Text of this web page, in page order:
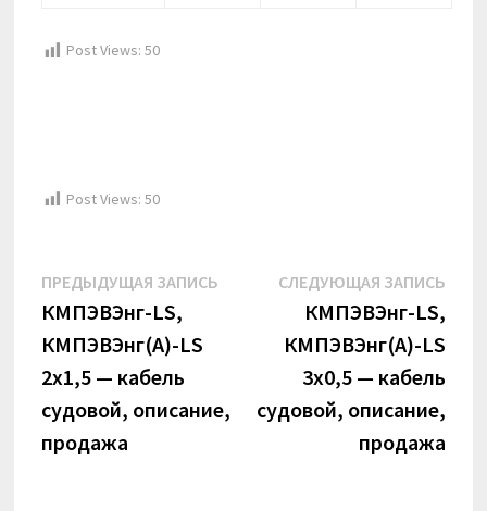
Post Views: 50
Post Views: 50
Навигация
по
записям
ПРЕДЫДУЩАЯ ЗАПИСЬ Предыдущая
КМПЭВЭнг-LS,
КМПЭВЭнг(А)-LS
2х1,5 — кабель
судовой, описание,
продажа
СЛЕДУЮЩАЯ ЗАПИСЬ
КМПЭВЭнг-LS,
КМПЭВЭнг(А)-LS
3х0,5 — кабель
судовой, описание,
продажа